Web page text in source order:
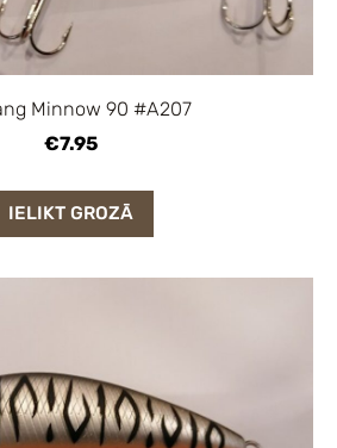
Minnow 90 #A207
€7.95
IELIKT GROZĀ